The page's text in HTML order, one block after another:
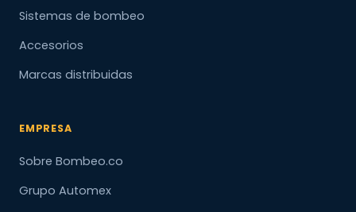
Sistemas de bombeo
Accesorios
Marcas distribuidas
EMPRESA
Sobre Bombeo.co
Grupo Automex